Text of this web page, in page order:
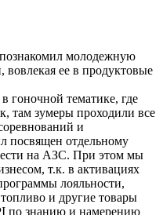
молодежную
ее в продуктовые
гоночной тематике, где
там зумеры проходили все
и
посвящен отдельному
на АЗС. При этом мы
т.к. в активациях
лояльности,
и другие товары
по знанию и намерению